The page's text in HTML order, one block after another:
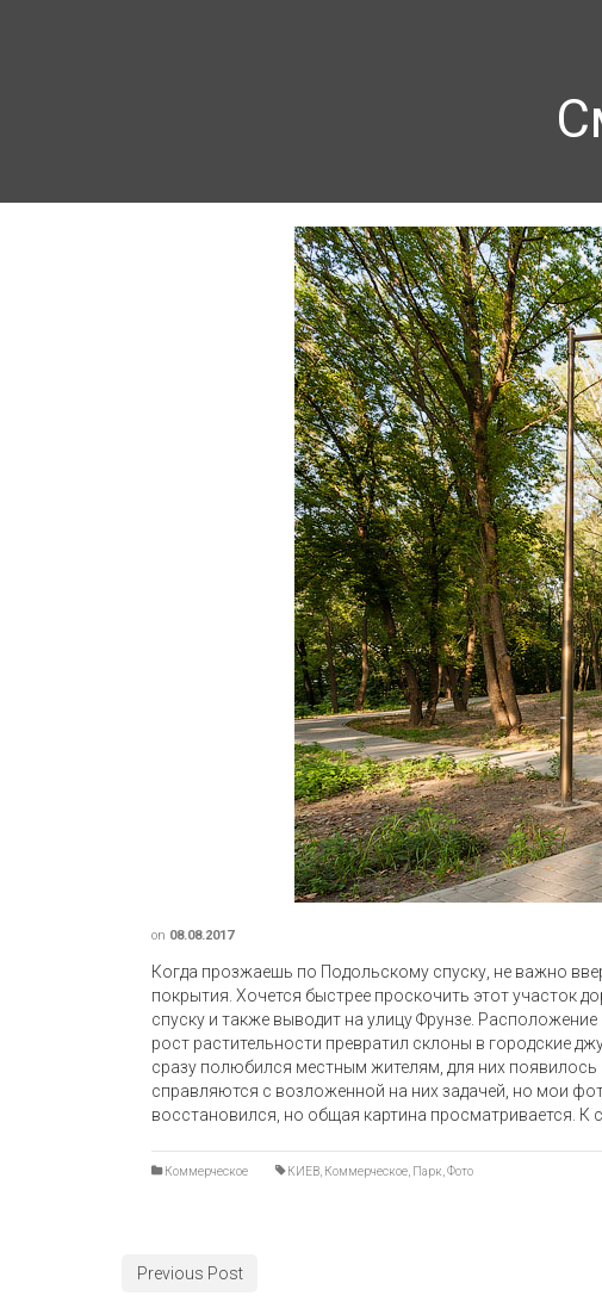
on 08.08.2017
Когда прозжаешь по Подольскому спуску, не важно
покрытия. Хочется быстрее проскочить этот участок
спуску и также выводит на улицу Фрунзе.
рост растительности превратил склоны в городские
сразу полюбился местным жителям, для них
справляются с возложенной на них задачей, но мои
восстановился, но общая картина просматривается.
Коммерческое КИЕВ Коммерческое Парк Фото
Previous Post